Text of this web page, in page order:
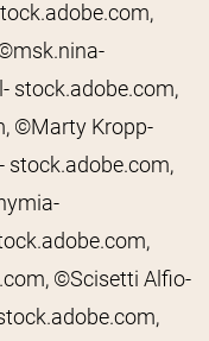
stock.adobe.com,
©Marty Kropp-
stock.adobe.com,
©Scisetti Alfio-